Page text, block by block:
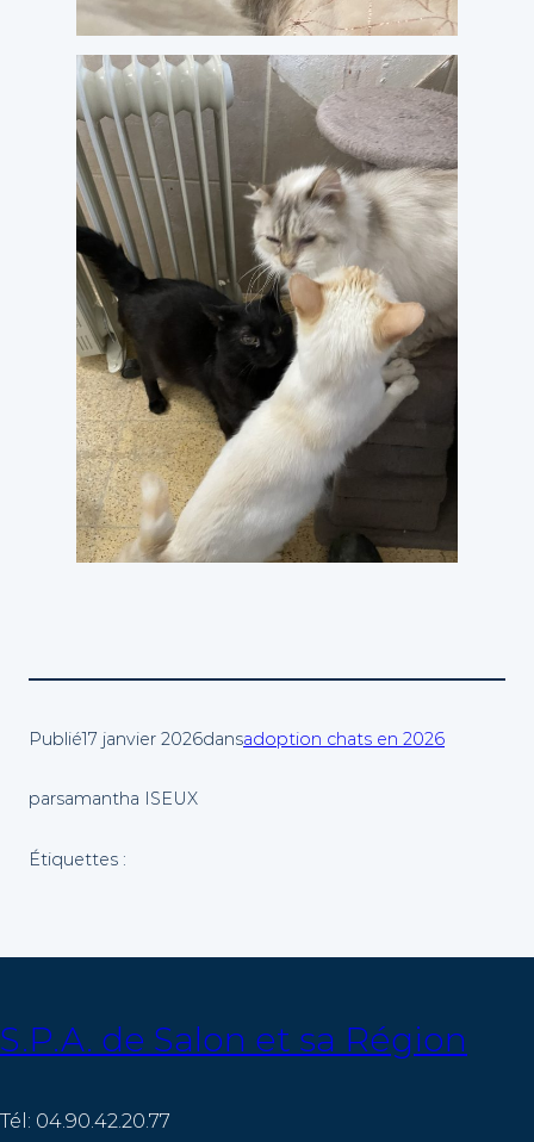
Publié17 janvier 2026dansadoption chats en 2026
parsamantha ISEUX
Étiquettes :
S.P.A. de Salon et sa Région
Tél: 04.90.42.20.77